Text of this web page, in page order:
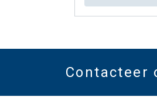
Contacteer